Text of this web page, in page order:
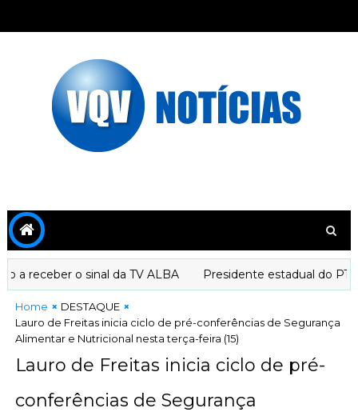
receber o sinal da TV ALBA Presidente estadual do PT
Home
DESTAQUE
Lauro de Freitas inicia ciclo de pré-conferências de Segurança
Alimentar e Nutricional nesta terça-feira (15)
Lauro de Freitas inicia ciclo de pré-
conferências de Segurança